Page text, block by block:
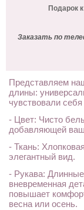
Подарок
Заказать по
Представляем
длины:
чувствовали
- Цвет: Чисто
добавляющей
- Ткань:
элегантный вид.
- Рукава:
вневременная
повышает
весна или осень.